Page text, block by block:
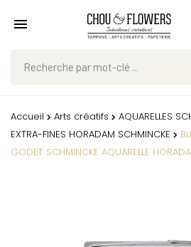
Accueil Arts créatifs AQUARELLES
EXTRA-FINES HORADAM SCHMINCKE
GODET SCHMINCKE AQUARELLE